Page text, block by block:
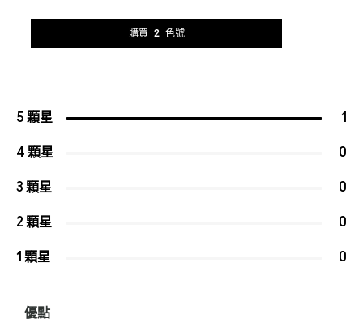
購買 2 色號
5 顆星 1
4 顆星 0
3 顆星 0
2 顆星 0
1 顆星 0
優點